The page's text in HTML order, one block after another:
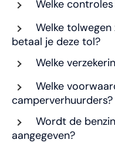
Welke
Welke
betaal je deze tol?
Welke
Welke
camperverhuurders?
Wordt de
aangegeven?